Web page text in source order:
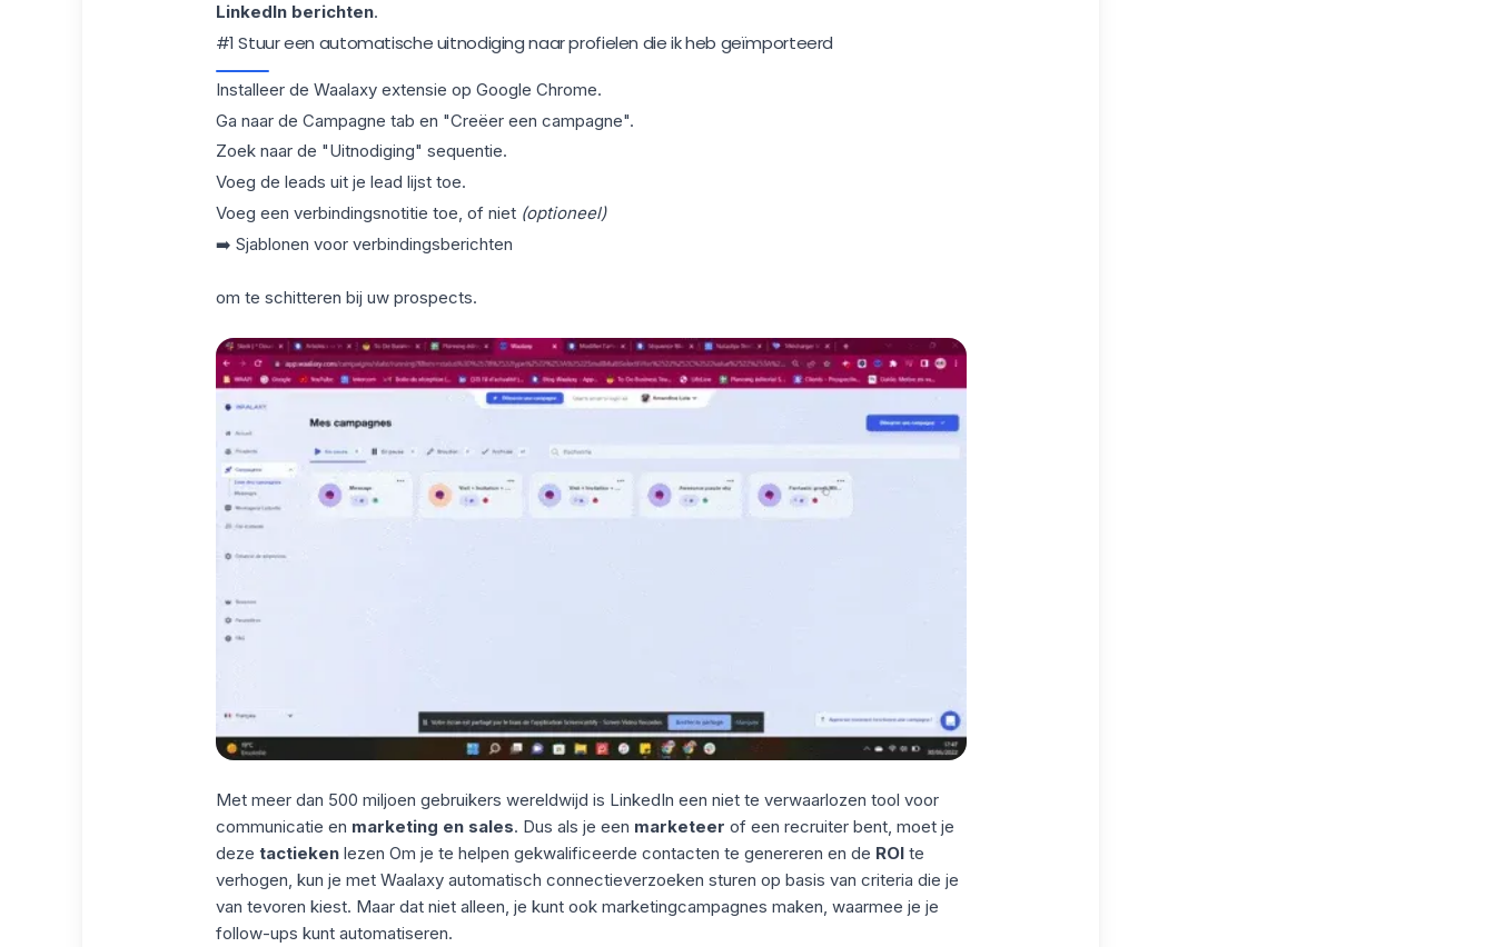
LinkedIn berichten.
#1 Stuur een automatische uitnodiging naar profielen die ik heb geïmporteerd
Installeer de Waalaxy extensie op Google Chrome.
Ga naar de Campagne tab en "Creëer een campagne".
Zoek naar de "Uitnodiging" sequentie.
Voeg de leads uit je lead lijst toe.
Voeg een verbindingsnotitie toe, of niet (optioneel)
➡️ Sjablonen voor verbindingsberichten
om te schitteren bij uw prospects.
Met meer dan 500 miljoen gebruikers wereldwijd is LinkedIn een niet te verwaarlozen tool voor
communicatie en marketing en sales. Dus als je een marketeer of een recruiter bent, moet je
deze tactieken lezen Om je te helpen gekwalificeerde contacten te genereren en de ROIte
verhogen, kun je met Waalaxy automatisch connectieverzoeken sturen op basis van criteria die je
van tevoren kiest. Maar dat niet alleen, je kunt ook marketingcampagnes maken, waarmee je je
follow-ups kunt automatiseren.